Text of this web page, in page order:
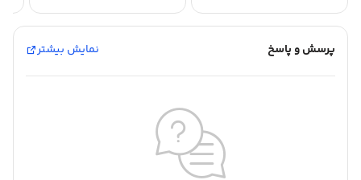
پرسش و پاسخ نمایش بیشتر